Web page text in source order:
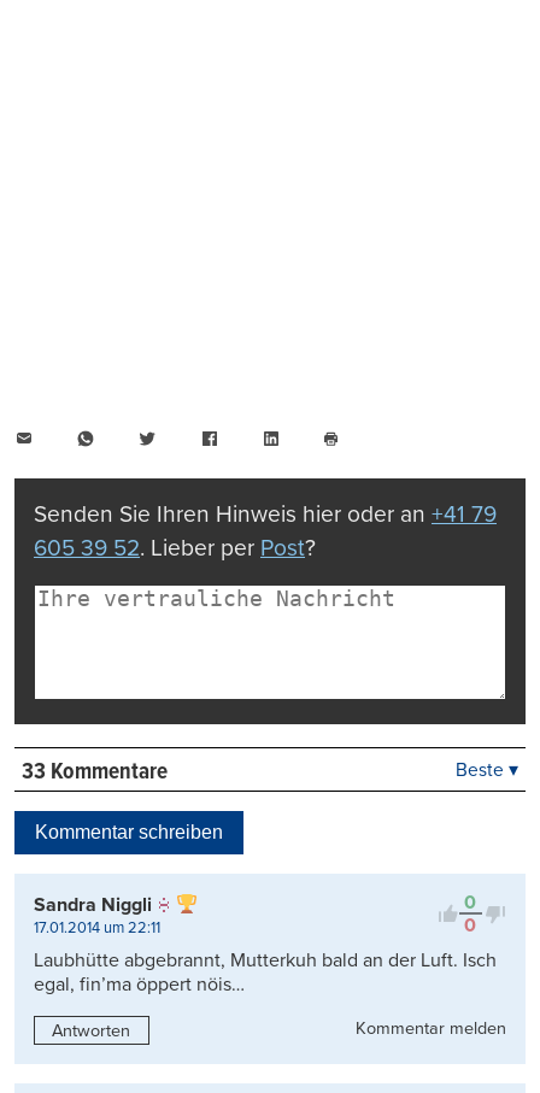
WhatsAppTwitter FacebookLinkedIn
drucken
Senden Sie Ihren Hinweis hier oder an +41 79
605 39 52. Lieber per Post?
33 Kommentare
Kontrovers
Beste ▾
Kommentar schreiben
0
0
Sandra Niggli
17.01.2014 um 22:11
Laubhütte abgebrannt, Mutterkuh bald an der Luft. Isch
egal, fin’ma öppert nöis…
Antworten Kommentar melden